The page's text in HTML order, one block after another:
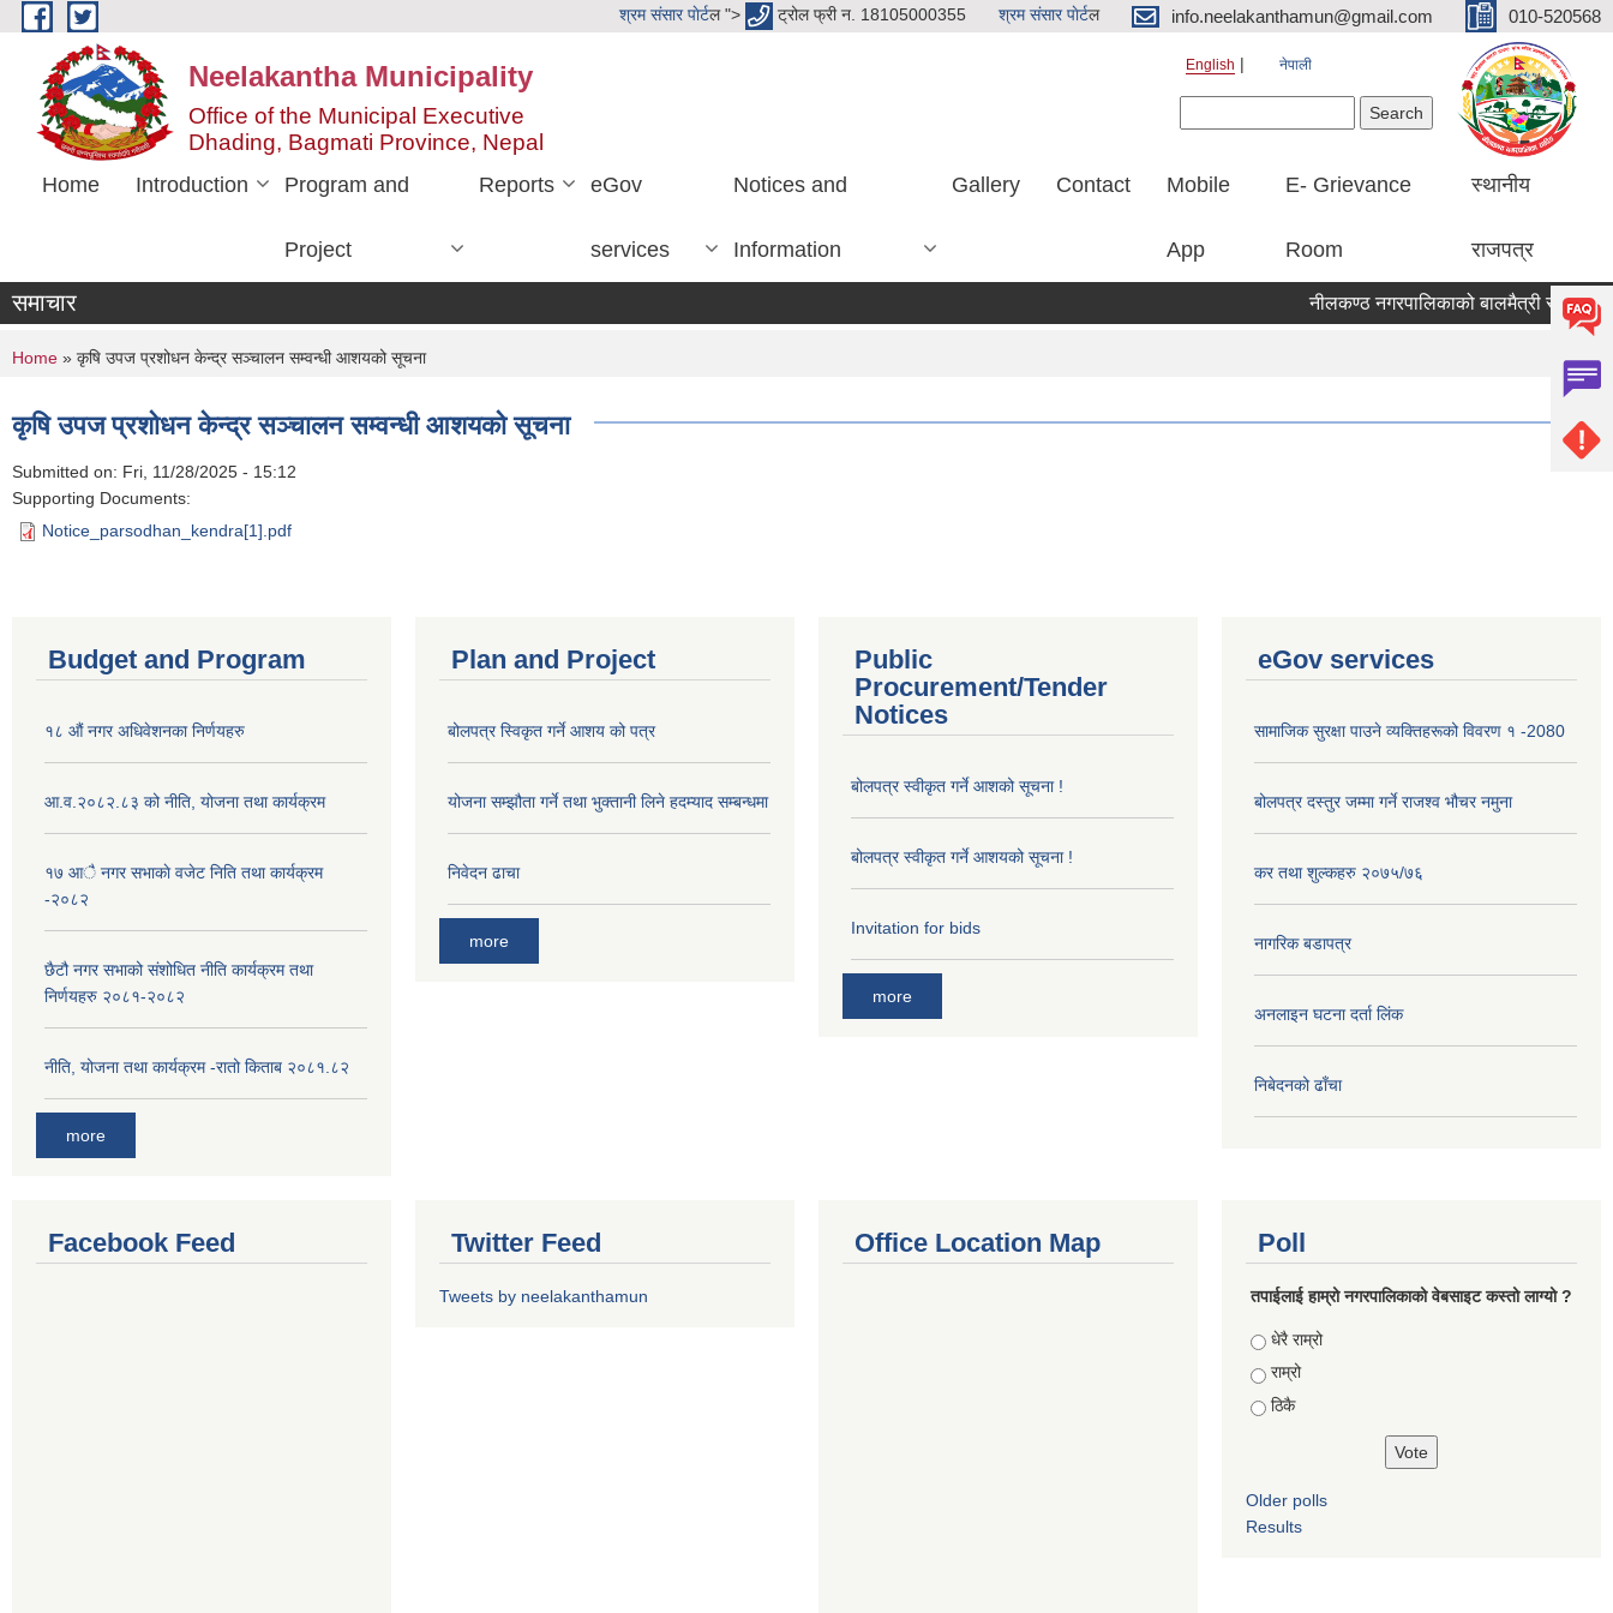
Skip to main content श्रम संसार पाेर्टल "> ट्रोल फ्री न. 18105000355 श्रम संसार पाेर्टल info.neelakanthamun@gmail.com 010-520568
Neelakantha Municipality
Office of the Municipal Executive
Dhading, Bagmati Province, Nepal
English नेपाली
Home Introduction Program and
Project
Reports eGov
services
Notices and
Information
Gallery Contact Mobile
App
E- Grievance
Room
स्थानीय
राजपत्र
समाचार नीलकण्ठ नगरपालिकाको बालमैत्री स्थानीय
You are here
Home » कृषि उपज प्रशोधन केन्द्र सञ्चालन सम्वन्धी आशयको सूचना
कृषि उपज प्रशोधन केन्द्र सञ्चालन सम्वन्धी आशयको सूचना
Submitted on: Fri, 11/28/2025 - 15:12
Supporting Documents:
Notice_parsodhan_kendra[1].pdf
Budget and Program
१८ औं नगर अधिवेशनका निर्णयहरु
आ.व.२०८२.८३ को नीति, योजना तथा कार्यक्रम
१७ आै नगर सभाकाे वजेट निति तथा कार्यक्रम
-२०८२
छैटौ नगर सभाको संशोधित नीति कार्यक्रम तथा
निर्णयहरु २०८१-२०८२
नीति, योजना तथा कार्यक्रम -रातो किताब २०८१.८२
more
Plan and Project
बोलपत्र स्विकृत गर्ने आशय को पत्र
योजना सम्झौता गर्ने तथा भुक्तानी लिने हदम्याद सम्बन्धमा
निवेदन ढाचा
more
Public
Procurement/Tender
Notices
बोलपत्र स्वीकृत गर्ने आशको सूचना !
बोलपत्र स्वीकृत गर्ने आशयको सूचना !
Invitation for bids
more
eGov services
सामाजिक सुरक्षा पाउने व्यक्तिहरूको विवरण १ -2080
बोलपत्र दस्तुर जम्मा गर्ने राजश्व भौचर नमुना
कर तथा शुल्कहरु २०७५/७६
नागरिक बडापत्र
अनलाइन घटना दर्ता लिंक
निबेदनको ढाँचा
Facebook Feed Twitter Feed
Tweets by neelakanthamun
Office Location Map Poll
तपाईलाई हाम्रो नगरपालिकाको वेबसाइट कस्तो लाग्यो ?
Choices
धेरै राम्रो
राम्रो
ठिकै
Older polls
Results